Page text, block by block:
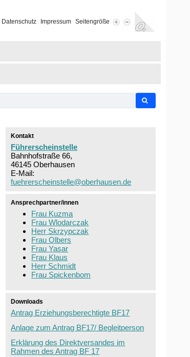
Datenschutz Impressum Seitengröße
Kontakt
Führerscheinstelle
Bahnhofstraße 66,
46145 Oberhausen
E-Mail:
fuehrerscheinstelle@oberhausen.de
Ansprechpartner/innen
Frau Kuzma
Frau Wlodarczak
Herr Skrzypczak
Frau Olbers
Frau Yasar
Frau Klaus
Herr Schmidt
Frau Spickenbom
Downloads
Antrag Erziehungsberechtigte BF17
Anlage zum Antrag BF17/ Begleitperson
Erklärung des Direktversandes im
Rahmen des Antrag BF 17